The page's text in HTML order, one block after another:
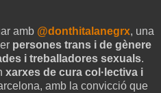
amb @donthitalanegrx, una
persones trans i de gènere
i treballadores sexuals.
xarxes de cura col·lectiva i
amb la convicció que